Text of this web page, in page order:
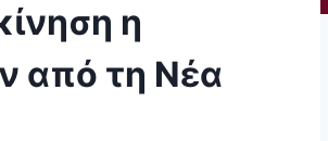
η
από τη Νέα